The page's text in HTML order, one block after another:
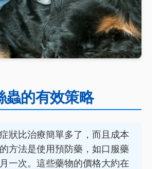
蟲的有效策略
狀比治療簡單多了，而且成本
方法是使用預防藥，如口服藥
一次。這些藥物的價格大約在